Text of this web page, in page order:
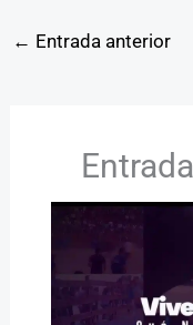
← Entrada anterior